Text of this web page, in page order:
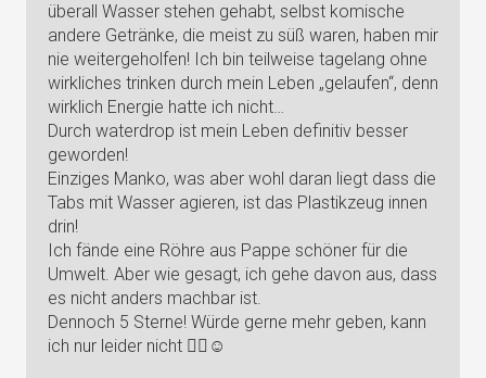
überall Wasser stehen gehabt, selbst komische
andere Getränke, die meist zu süß waren, haben mir
nie weitergeholfen! Ich bin teilweise tagelang ohne
wirkliches trinken durch mein Leben „gelaufen“, denn
wirklich Energie hatte ich nicht…
Durch waterdrop ist mein Leben definitiv besser
geworden!
Einziges Manko, was aber wohl daran liegt dass die
Tabs mit Wasser agieren, ist das Plastikzeug innen
drin!
Ich fände eine Röhre aus Pappe schöner für die
Umwelt. Aber wie gesagt, ich gehe davon aus, dass
es nicht anders machbar ist.
Dennoch 5 Sterne! Würde gerne mehr geben, kann
ich nur leider nicht ✌🏻☺️